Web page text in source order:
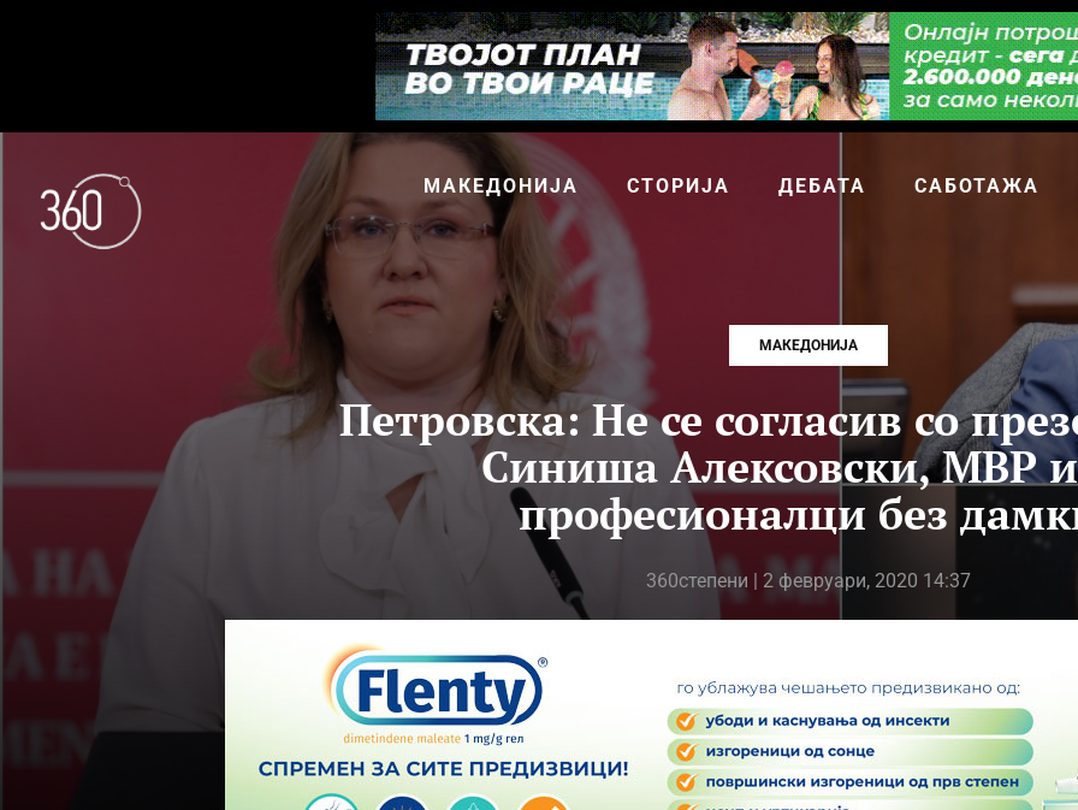
МАКЕДОНИЈА СТОРИЈА ДЕБАТА САБОТАЖА
МАКЕДОНИЈА
Петровска: Не се согласив со
Синиша Алексовски, МВР
професионалци без
360степени | 2 февруари, 2020 14:37